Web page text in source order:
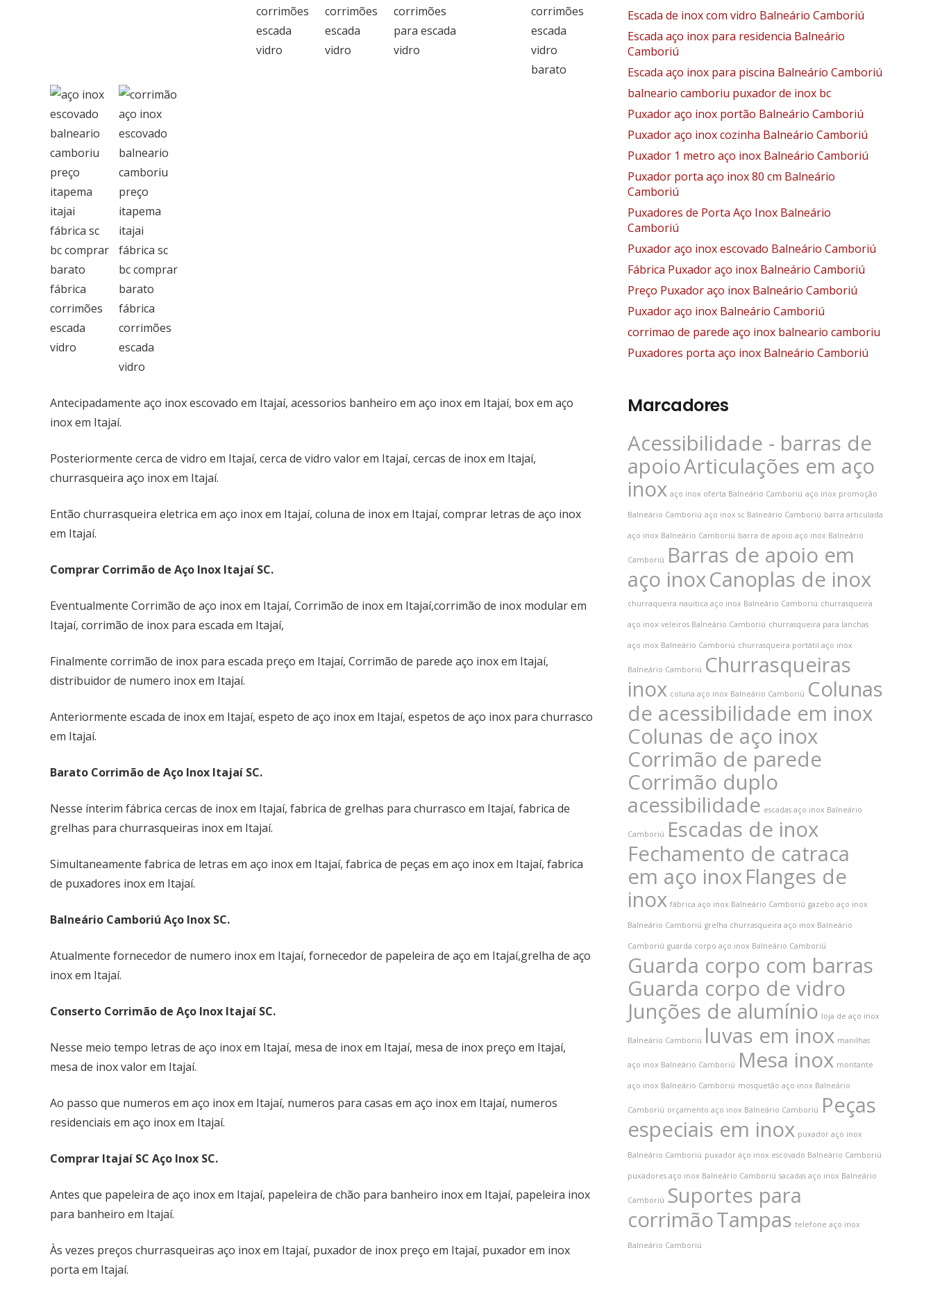
Antecipadamente aço inox escovado em Itajaí, acessorios banheiro em aço inox em Itajaí, box em aço
inox em Itajaí.
Posteriormente cerca de vidro em Itajaí, cerca de vidro valor em Itajaí, cercas de inox em Itajaí,
churrasqueira aço inox em Itajaí.
Então churrasqueira eletrica em aço inox em Itajaí, coluna de inox em Itajaí, comprar letras de aço inox
em Itajaí.
Comprar Corrimão de Aço Inox Itajaí SC.
Eventualmente Corrimão de aço inox em Itajaí, Corrimão de inox em Itajaí,corrimão de inox modular em
Itajaí, corrimão de inox para escada em Itajaí,
Finalmente corrimão de inox para escada preço em Itajaí, Corrimão de parede aço inox em Itajaí,
distribuidor de numero inox em Itajaí.
Anteriormente escada de inox em Itajaí, espeto de aço inox em Itajaí, espetos de aço inox para churrasco
em Itajaí.
Barato Corrimão de Aço Inox Itajaí SC.
Nesse ínterim fábrica cercas de inox em Itajaí, fabrica de grelhas para churrasco em Itajaí, fabrica de
grelhas para churrasqueiras inox em Itajaí.
Simultaneamente fabrica de letras em aço inox em Itajaí, fabrica de peças em aço inox em Itajaí, fabrica
de puxadores inox em Itajaí.
Balneário Camboriú Aço Inox SC.
Atualmente fornecedor de numero inox em Itajaí, fornecedor de papeleira de aço em Itajaí,grelha de aço
inox em Itajaí.
Conserto Corrimão de Aço Inox Itajaí SC.
Nesse meio tempo letras de aço inox em Itajaí, mesa de inox em Itajaí, mesa de inox preço em Itajaí,
mesa de inox valor em Itajaí.
Ao passo que numeros em aço inox em Itajaí, numeros para casas em aço inox em Itajaí, numeros
residenciais em aço inox em Itajaí.
Comprar Itajaí SC Aço Inox SC.
Antes que papeleira de aço inox em Itajaí, papeleira de chão para banheiro inox em Itajaí, papeleira inox
para banheiro em Itajaí.
Às vezes preços churrasqueiras aço inox em Itajaí, puxador de inox preço em Itajaí, puxador em inox
porta em Itajaí.
Escada de inox com vidro Balneário Camboriú
Escada aço inox para residencia Balneário
Camboriú
Escada aço inox para piscina Balneário Camboriú
balneario camboriu puxador de inox bc
Puxador aço inox portão Balneário Camboriú
Puxador aço inox cozinha Balneário Camboriú
Puxador 1 metro aço inox Balneário Camboriú
Puxador porta aço inox 80 cm Balneário
Camboriú
Puxadores de Porta Aço Inox Balneário
Camboriú
Puxador aço inox escovado Balneário Camboriú
Fábrica Puxador aço inox Balneário Camboriú
Preço Puxador aço inox Balneário Camboriú
Puxador aço inox Balneário Camboriú
corrimao de parede aço inox balneario camboriu
Puxadores porta aço inox Balneário Camboriú
Marcadores
Acessibilidade - barras de
apoioArticulações em aço
inox aço inox oferta Balneário Camboriú aço inox promoção
Balneário Camboriú aço inox sc Balneário Camboriú barra articulada
aço inox Balneário Camboriú barra de apoio aço inox Balneário
Camboriú Barras de apoio em
aço inoxCanoplas de inox
churraqueira nauitica aço inox Balneário Camboriú churrasqueira
aço inox veleiros Balneário Camboriú churrasqueira para lanchas
aço inox Balneário Camboriú churrasqueira portátil aço inox
Balneário Camboriú Churrasqueiras
inox coluna aço inox Balneário Camboriú Colunas
de acessibilidade em inox
Colunas de aço inox
Corrimão de parede
Corrimão duplo
acessibilidade escadas aço inox Balneário
Camboriú Escadas de inox
Fechamento de catraca
em aço inoxFlanges de
inox fábrica aço inox Balneário Camboriú gazebo aço inox
Balneário Camboriú grelha churrasqueira aço inox Balneário
Camboriú guarda corpo aço inox Balneário Camboriú
Guarda corpo com barras
Guarda corpo de vidro
Junções de alumínio loja de aço inox
Balneário Camboriú luvas em inox manilhas
aço inox Balneário Camboriú Mesa inox montante
aço inox Balneário Camboriú mosquetão aço inox Balneário
Camboriú orçamento aço inox Balneário Camboriú Peças
especiais em inox puxador aço inox
Balneário Camboriú puxador aço inox escovado Balneário Camboriú
puxadores aço inox Balneário Camboriú sacadas aço inox Balneário
Camboriú Suportes para
corrimãoTampas telefone aço inox
Balneário Camboriú
JM Vidros & Inox
fabricação de Esquadrias de alumínio sob
medida e nas novas tendências em vidros.
Por isso, os profissionais que fazem parte da
desenvolver e auxiliar os seus clientes para
sua comodidade
Novidaes
Escada aço inox para residencia itajaí
Escada aço inox itajaí
Preço sacada aço inox itajaí
aço inox puxadores itajaí
corrimão de vidro aço inox itajaí
Letra caixa aço inox Balneário Camboriú
Contatos
jdemattos672@gmail.com
(47) 99617-2922 / WhatsApp (47) 99617-
2922
Rua: José Gall, nº 147 – Ressacada – Itajaí
– SC